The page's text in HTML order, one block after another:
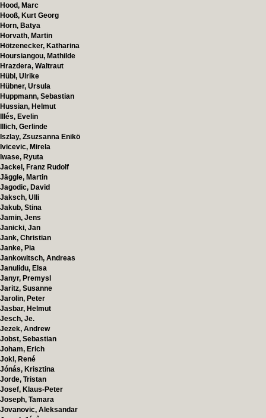
Hood, Marc
Hooß, Kurt Georg
Horn, Batya
Horvath, Martin
Hötzenecker, Katharina
Hoursiangou, Mathilde
Hrazdera, Waltraut
Hübl, Ulrike
Hübner, Ursula
Huppmann, Sebastian
Hussian, Helmut
Illés, Evelin
Illich, Gerlinde
Iszlay, Zsuzsanna Enikö
Ivicevic, Mirela
Iwase, Ryuta
Jackel, Franz Rudolf
Jäggle, Martin
Jagodic, David
Jaksch, Ulli
Jakub, Stina
Jamin, Jens
Janicki, Jan
Jank, Christian
Janke, Pia
Jankowitsch, Andreas
Janulidu, Elsa
Janyr, Premysl
Jaritz, Susanne
Jarolin, Peter
Jasbar, Helmut
Jesch, Je.
Jezek, Andrew
Jobst, Sebastian
Joham, Erich
Jokl, René
Jónás, Krisztina
Jorde, Tristan
Josef, Klaus-Peter
Joseph, Tamara
Jovanovic, Aleksandar